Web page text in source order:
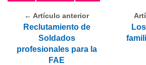
← Artículo anterior
Reclutamiento de
Soldados
profesionales para la
FAE